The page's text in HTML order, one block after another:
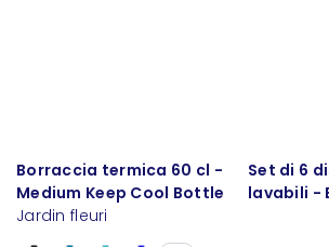
Borraccia termica 60 cl -
Medium Keep Cool Bottle
Jardin fleuri
Set di 6
lavabili -